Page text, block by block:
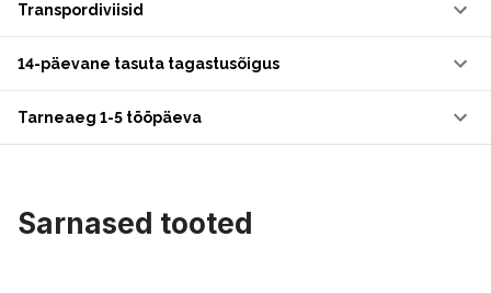
Transpordiviisid
14-päevane tasuta tagastusõigus
Tarneaeg 1-5 tööpäeva
Sarnased tooted